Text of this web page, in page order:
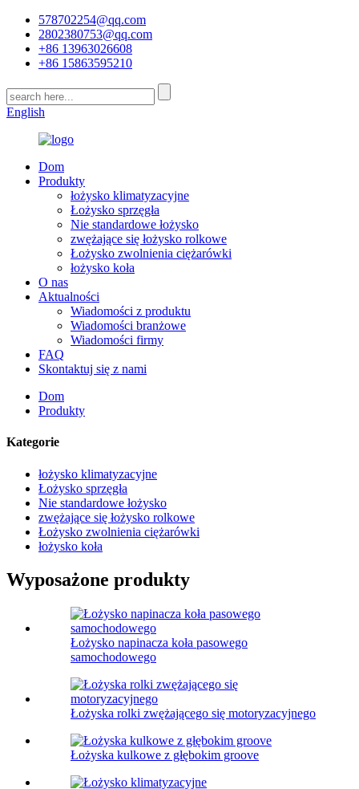
578702254@qq.com
2802380753@qq.com
+86 13963026608
+86 15863595210
English
Dom
Produkty
łożysko klimatyzacyjne
Łożysko sprzęgła
Nie standardowe łożysko
zwężające się łożysko rolkowe
Łożysko zwolnienia ciężarówki
łożysko koła
O nas
Aktualności
Wiadomości z produktu
Wiadomości branżowe
Wiadomości firmy
FAQ
Skontaktuj się z nami
Dom
Produkty
Kategorie
łożysko klimatyzacyjne
Łożysko sprzęgła
Nie standardowe łożysko
zwężające się łożysko rolkowe
Łożysko zwolnienia ciężarówki
łożysko koła
Wyposażone produkty
Łożysko napinacza koła pasowego
samochodowego
Łożyska rolki zwężającego się motoryzacyjnego
Łożyska kulkowe z głębokim groove